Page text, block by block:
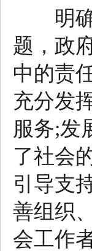
明确
题，政
中的责
充分发
服务;发
了社会
引导支
善组织
会工作